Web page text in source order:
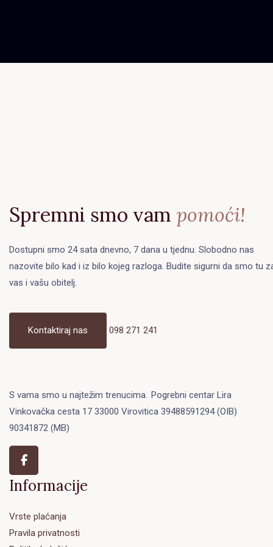
Spremni smo vam pomoći!
Dostupni smo 24 sata dnevno, 7 dana u tjednu. Slobodno nas
nazovite bilo kad i iz bilo kojeg razloga. Budite sigurni da smo tu
vas i vašu obitelj.
Kontaktiraj nas 098 271 241
S vama smo u najtežim trenucima. Pogrebni centar Lira
Vinkovačka cesta 17 33000 Virovitica 39488591294 (OIB)
90341872 (MB)
Informacije
Vrste plaćanja
Pravila privatnosti